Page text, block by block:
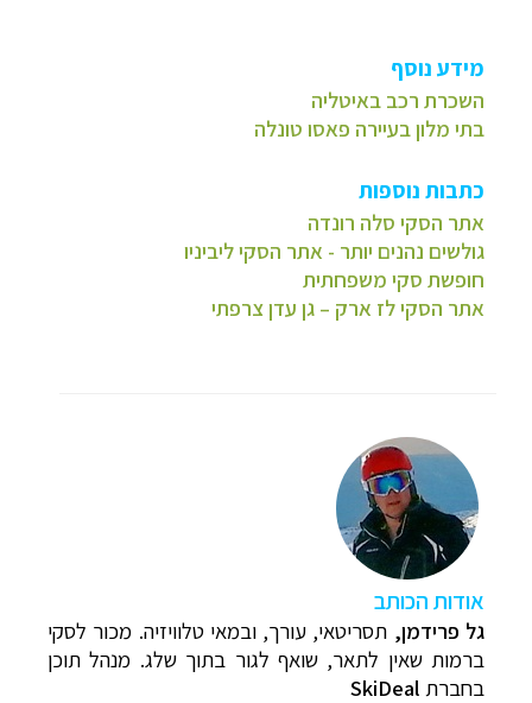
מידע נוסף
השכרת רכב באיטליה
בתי מלון בעיירה פאסו טונלה
כתבות נוספות
אתר הסקי סלה רונדה
גולשים נהנים יותר - אתר הסקי ליביניו
חופשת סקי משפחתית
אתר הסקי לז ארק – גן עדן צרפתי
אודות הכותב
גל פרידמן, תסריטאי, עורך, ובמאי טלוויזיה. מכור לסקי
ברמות שאין לתאר, שואף לגור בתוך שלג. מנהל תוכן
בחברת SkiDeal